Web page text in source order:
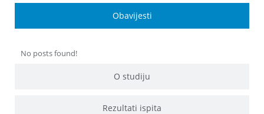
Obavijesti
O studiju
Rezultati ispita
No posts found!